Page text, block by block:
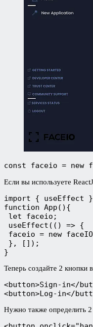
const faceio =
Если вы используете
import { useEffect
function App(){
let faceio;
useEffect(() => {
faceio = new
}, []);
}
Теперь создайте 2 кнопки
<button>Sign-in</
<button>Log-in</
Нужно также определить 2